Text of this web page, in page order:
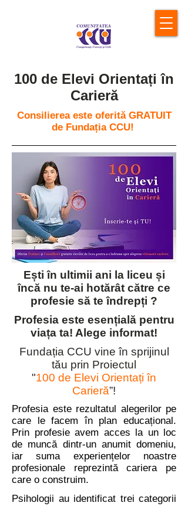
100 de Elevi Orientați în
Carieră
Consilierea este oferită GRATUIT
de Fundația CCU!
Ești în ultimii ani la liceu și
încă nu te-ai hotărât către ce
profesie să te îndrepți ?
Profesia este esențială pentru
viața ta! Alege informat!
Fundația CCU vine în sprijinul
tău prin Proiectul
"100 de Elevi Orientați în
Carieră”!
Profesia este rezultatul alegerilor pe
care le facem în plan educațional.
Prin profesie avem acces la un loc
de muncă dintr-un anumit domeniu,
iar suma experiențelor noastre
profesionale reprezintă cariera pe
care o construim.
Psihologii au identificat trei categorii